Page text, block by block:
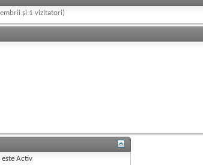
și 1 vizitatori)
esteActiv